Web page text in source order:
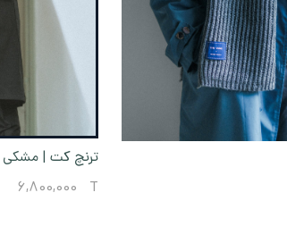
ترنچ کت | مشکی
6,800,000
T